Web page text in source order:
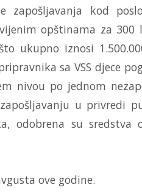
zapošljavanja kod
opštinama za 300
ukupno iznosi
sa VSS djece
nivou po jednom
u privredi
odobrena su sredstva
ove godine.